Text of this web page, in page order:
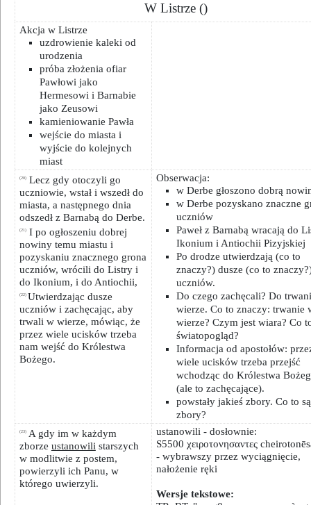
W Listrze ()
Akcja w Listrze
uzdrowienie kaleki od
urodzenia
próba złożenia ofiar
Pawłowi jako
Hermesowi i Barnabie
jako Zeusowi
kamieniowanie Pawła
wejście do miasta i
wyjście do kolejnych
miast
(20)Lecz gdy otoczyli go
uczniowie, wstał i wszedł do
miasta, a następnego dnia
odszedł z Barnabą do Derbe.
(21)I po ogłoszeniu dobrej
nowiny temu miastu i
pozyskaniu znacznego grona
uczniów, wrócili do Listry i
do Ikonium, i do Antiochii,
(22) Utwierdzając dusze
uczniów i zachęcając, aby
trwali w wierze, mówiąc, że
przez wiele ucisków trzeba
nam wejść do Królestwa
Bożego.
Obserwacja:
w Derbe głoszono dobrą
w Derbe pozyskano znaczne
uczniów
Paweł z Barnabą wracają do
Ikonium i Antiochii Pizyjskiej
Po drodze utwierdzają (co to
znaczy?) dusze (co to
uczniów.
Do czego zachęcali? Do
wierze. Co to znaczy: trwanie
wierze? Czym jest wiara? Co
światopogląd?
Informacja od apostołów:
wiele ucisków trzeba przejść
wchodząc do Królestwa
(ale to zachęcające).
powstały jakieś zbory. Co to są
zbory?
(23)A gdy im w każdym
zborze ustanowili starszych
w modlitwie z postem,
powierzyli ich Panu, w
którego uwierzyli.
ustanowili - dosłownie:
S5500 χειροτονησαντες
- wybrawszy przez wyciągnięcie,
nałożenie ręki
Wersje tekstowe: